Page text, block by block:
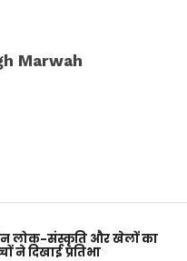
Marwah
लोक-संस्कृति और खेलों का
ने दिखाई प्रतिभा